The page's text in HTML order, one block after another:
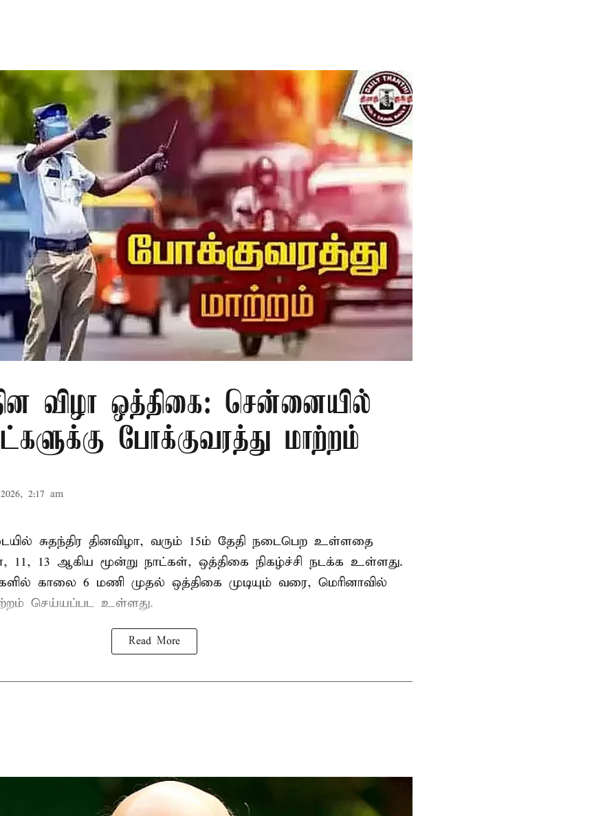
தின விழா ஒத்திகை: சென்னையில்
போக்குவரத்து மாற்றம்
2:17 am
சுதந்திர தினவிழா, வரும் 15ம் தேதி நடைபெற உள்ளதை
11, 13 ஆகிய மூன்று நாட்கள், ஒத்திகை நிகழ்ச்சி நடக்க உள்ளது.
காலை 6 மணி முதல் ஒத்திகை முடியும் வரை, மெரினாவில்
செய்யப்பட உள்ளது.
Read More